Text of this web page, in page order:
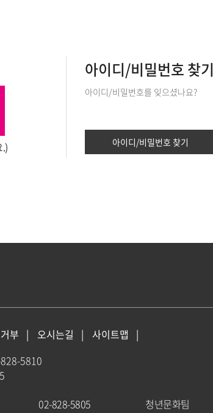
아이디/비밀번호 찾기
아이디/비밀번호를 잊으셨나요?
아이디/비밀번호 찾기
부 오시는길
사이트맵
5810
02-828-5805 청년문화팀